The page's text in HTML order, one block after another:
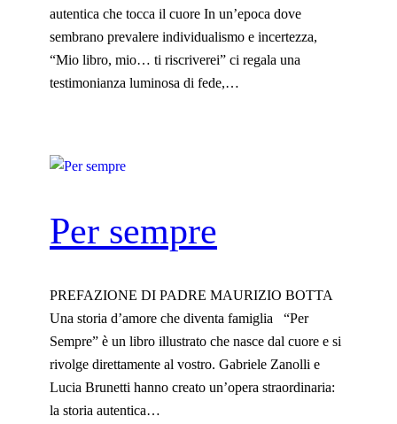
autentica che tocca il cuore In un’epoca dove
sembrano prevalere individualismo e incertezza,
“Mio libro, mio… ti riscriverei” ci regala una
testimonianza luminosa di fede,…
Per sempre
PREFAZIONE DI PADRE MAURIZIO BOTTA
Una storia d’amore che diventa famiglia “Per
Sempre” è un libro illustrato che nasce dal cuore e si
rivolge direttamente al vostro. Gabriele Zanolli e
Lucia Brunetti hanno creato un’opera straordinaria:
la storia autentica…